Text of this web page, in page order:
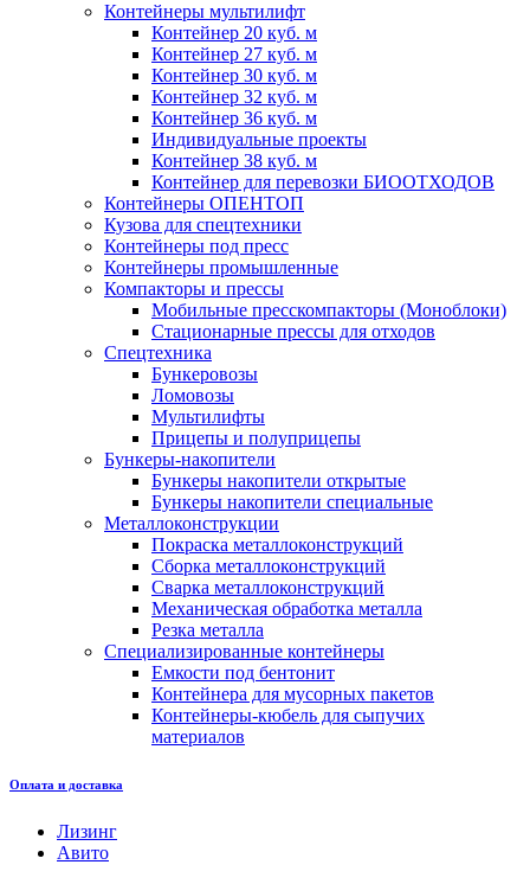
Контейнеры мультилифт
Контейнер 20 куб. м
Контейнер 27 куб. м
Контейнер 30 куб. м
Контейнер 32 куб. м
Контейнер 36 куб. м
Индивидуальные проекты
Контейнер 38 куб. м
Контейнер для перевозки БИООТХОДОВ
Контейнеры ОПЕНТОП
Кузова для спецтехники
Контейнеры под пресс
Контейнеры промышленные
Компакторы и прессы
Мобильные пресскомпакторы (Моноблоки)
Стационарные прессы для отходов
Спецтехника
Бункеровозы
Ломовозы
Мультилифты
Прицепы и полуприцепы
Бункеры-накопители
Бункеры накопители открытые
Бункеры накопители специальные
Металлоконструкции
Покраска металлоконструкций
Сборка металлоконструкций
Сварка металлоконструкций
Механическая обработка металла
Резка металла
Специализированные контейнеры
Емкости под бентонит
Контейнера для мусорных пакетов
Контейнеры-кюбель для сыпучих
материалов
Оплата и доставка
Лизинг
Авито